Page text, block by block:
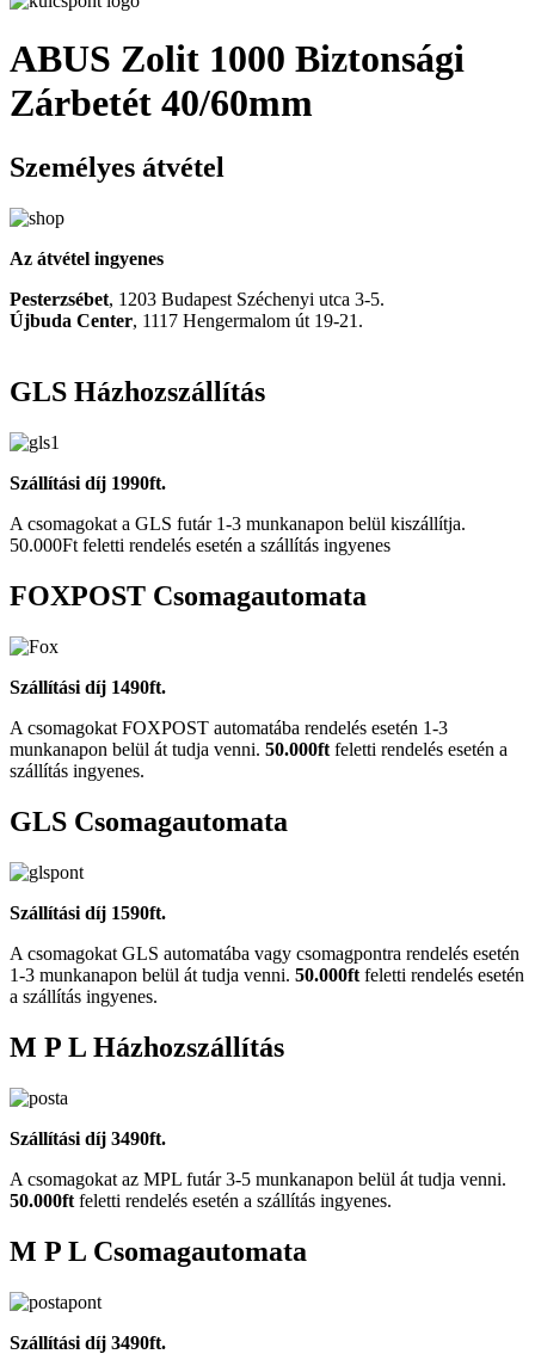
ABUS Zolit 1000 Biztonsági
Zárbetét 40/60mm
Személyes átvétel
Az átvétel ingyenes
Pesterzsébet, 1203 Budapest Széchenyi utca 3-5.
Újbuda Center, 1117 Hengermalom út 19-21.
GLS Házhozszállítás
Szállítási díj 1990ft.
A csomagokat a GLS futár 1-3 munkanapon belül kiszállítja.
50.000Ft feletti rendelés esetén a szállítás ingyenes
FOXPOST Csomagautomata
Szállítási díj 1490ft.
A csomagokat FOXPOST automatába rendelés esetén 1-3
munkanapon belül át tudja venni. 50.000ft feletti rendelés esetén a
szállítás ingyenes.
GLS Csomagautomata
Szállítási díj 1590ft.
A csomagokat GLS automatába vagy csomagpontra rendelés esetén
1-3 munkanapon belül át tudja venni. 50.000ft feletti rendelés esetén
a szállítás ingyenes.
M P L Házhozszállítás
Szállítási díj 3490ft.
A csomagokat az MPL futár 3-5 munkanapon belül át tudja venni.
50.000ft feletti rendelés esetén a szállítás ingyenes.
M P L Csomagautomata
Szállítási díj 3490ft.